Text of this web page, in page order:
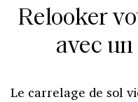
Relooker
avec
Le carrelage de sol